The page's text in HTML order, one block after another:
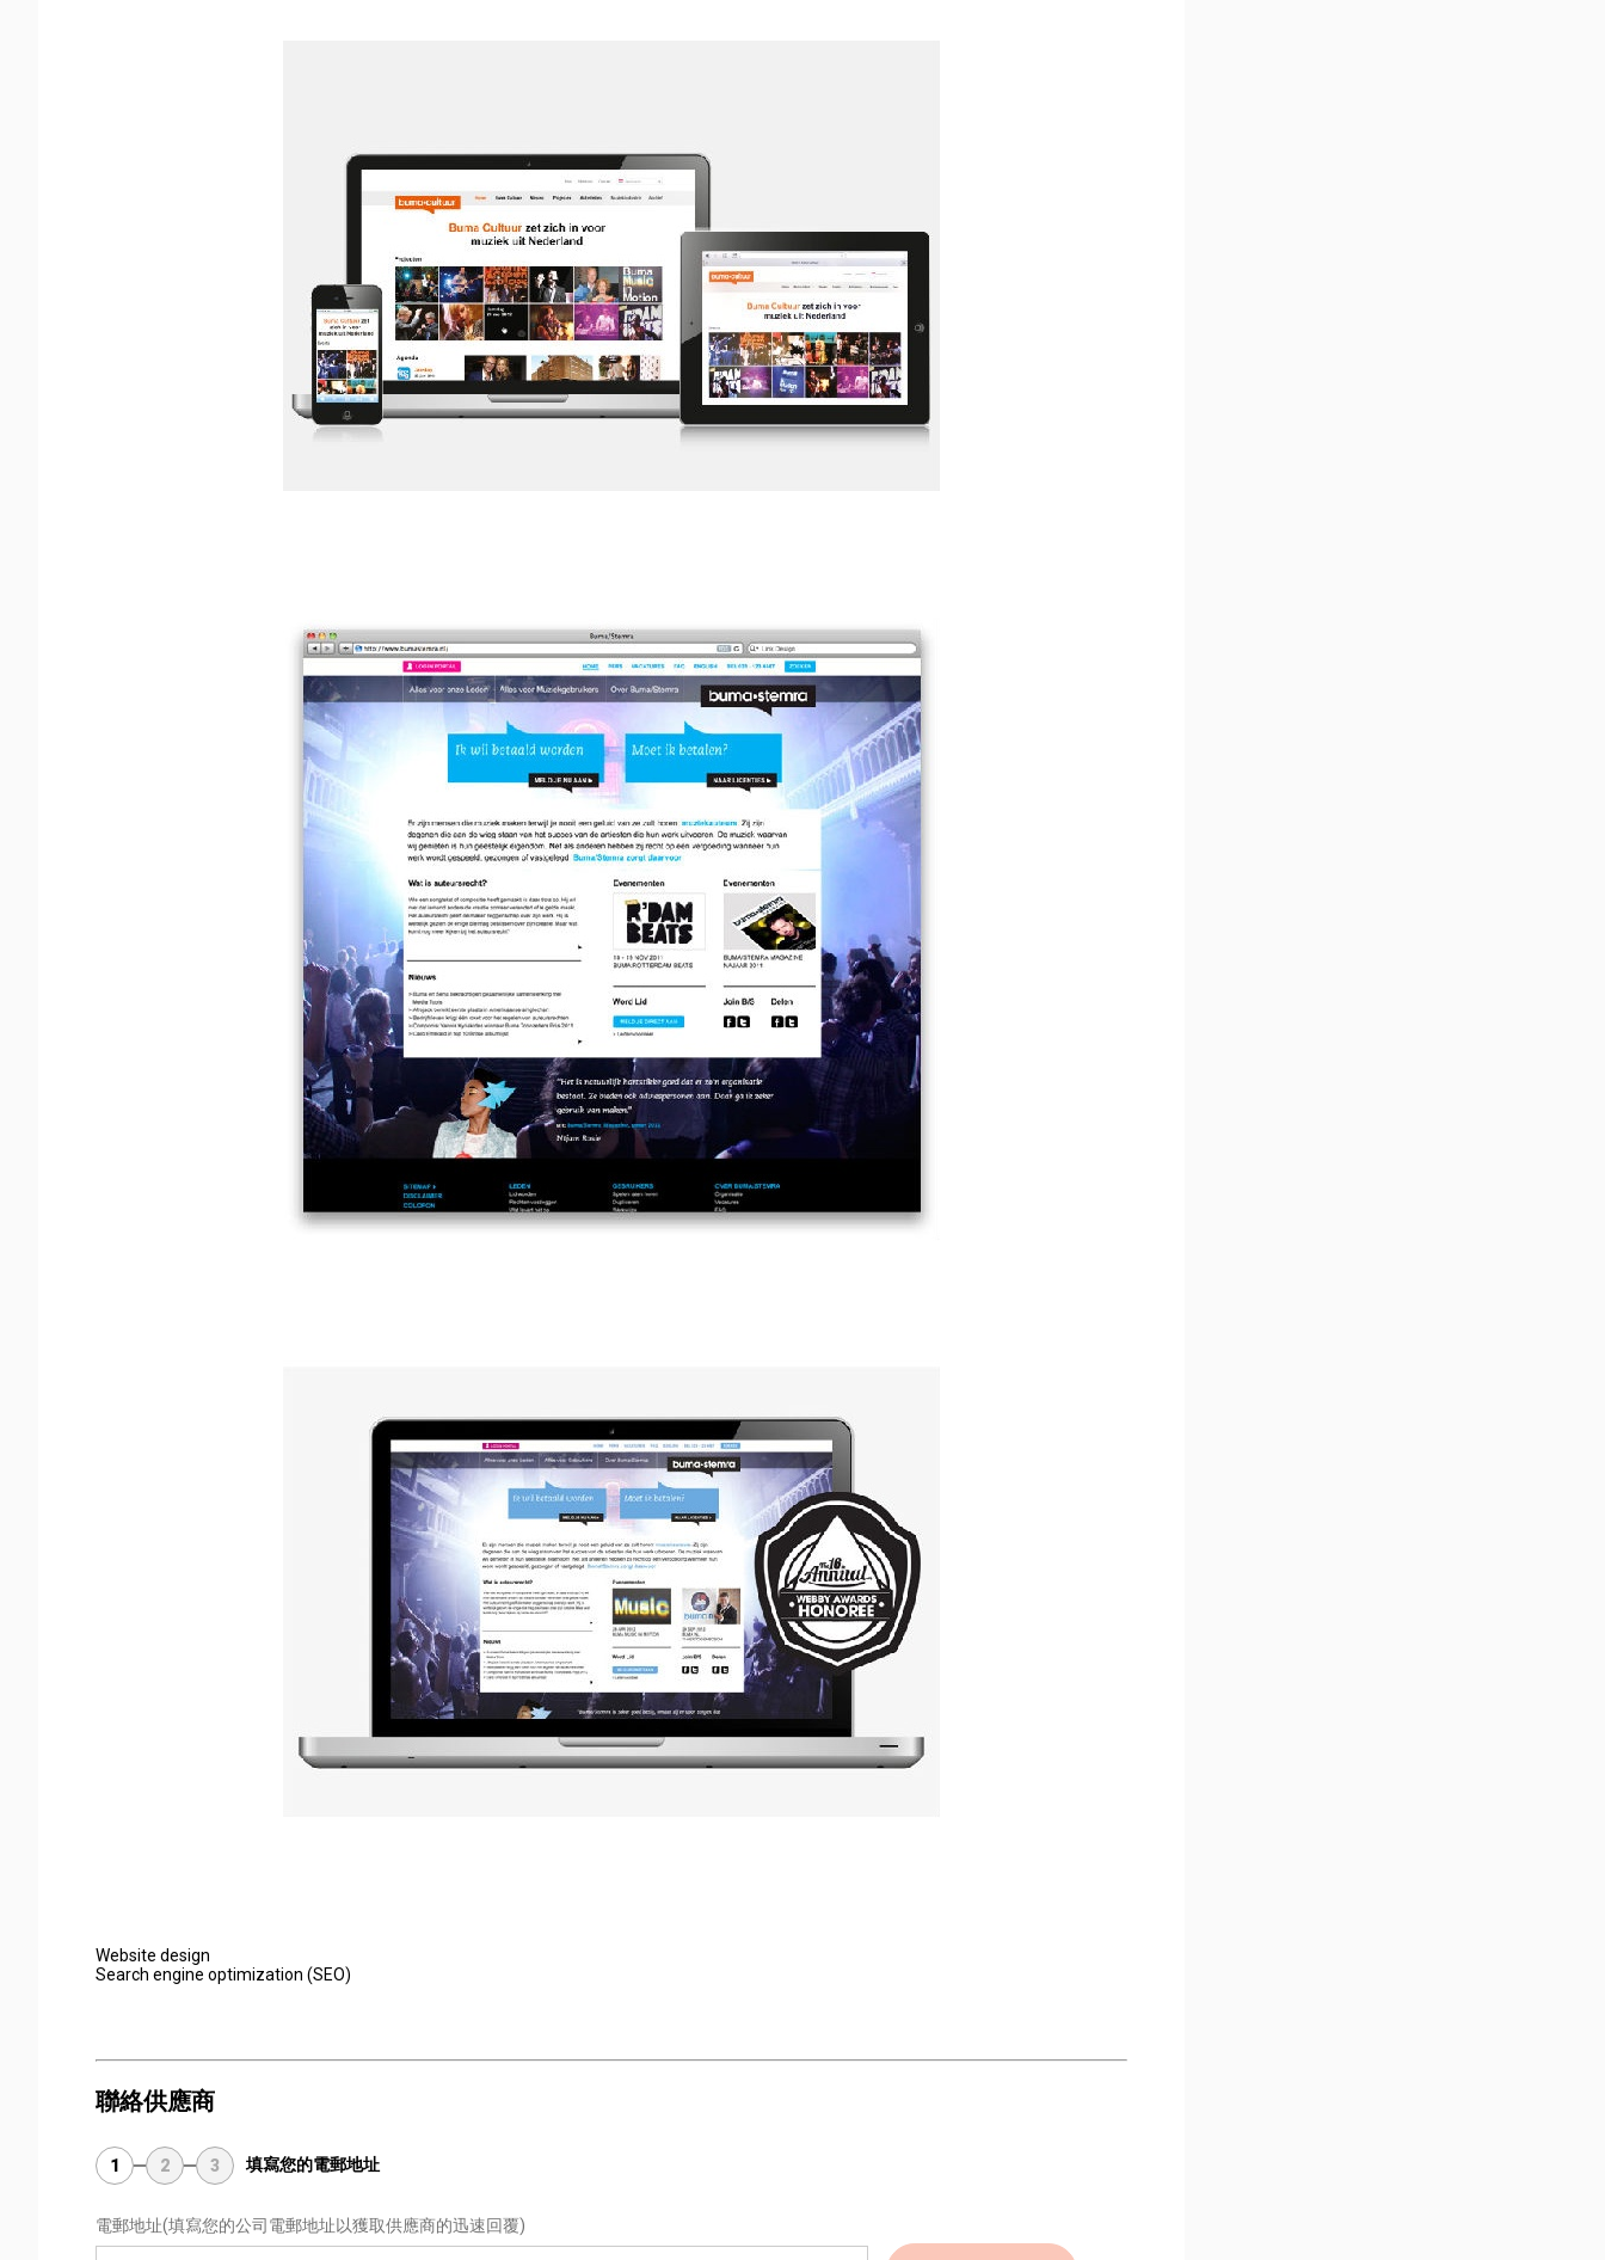
Website design
Search engine optimization (SEO)
聯絡供應商
1 2 3 填寫您的電郵地址
電郵地址(填寫您的公司電郵地址以獲取供應商的迅速回覆)